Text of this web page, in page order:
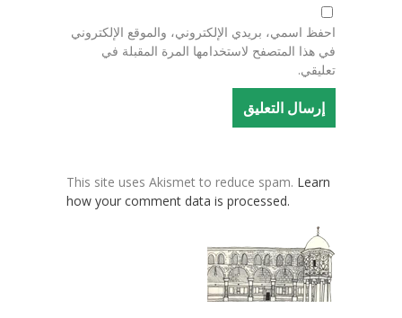
احفظ اسمي، بريدي الإلكتروني، والموقع الإلكتروني
في هذا المتصفح لاستخدامها المرة المقبلة في
تعليقي.
This site uses Akismet to reduce spam. Learn
how your comment data is processed.